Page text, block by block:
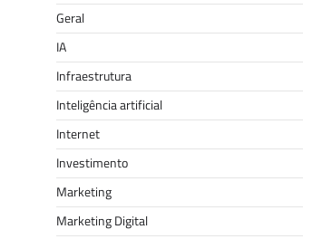
Geral
IA
Infraestrutura
Inteligência artificial
Internet
Investimento
Marketing
Marketing Digital